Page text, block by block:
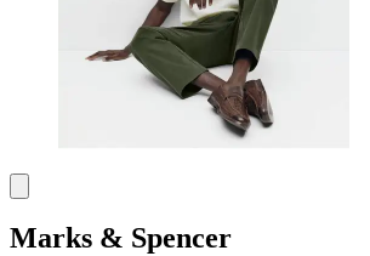
Marks & Spencer